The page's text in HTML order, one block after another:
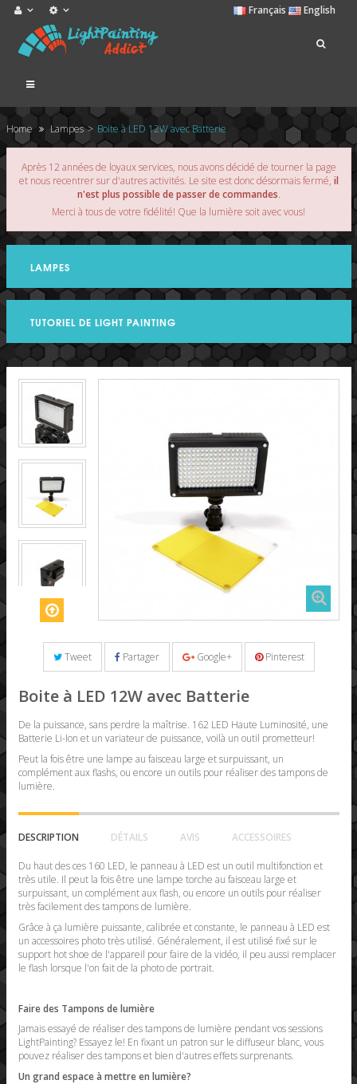
Français English
Navigation
Home Lampes > Boite à LED 12W avec Batterie
Après 12 années de loyaux services, nous avons décidé de tourner la page
et nous recentrer sur d'autres activités. Le site est donc désormais fermé, il
n'est plus possible de passer de commandes.
Merci à tous de votre fidélité! Que la lumière soit avec vous!
LAMPES
TUTORIEL DE LIGHT PAINTING
Tweet Partager Google+ Pinterest
Boite à LED 12W avec Batterie
De la puissance, sans perdre la maîtrise. 162 LED Haute Luminosité, une
Batterie Li-Ion et un variateur de puissance, voilà un outil prometteur!
Peut la fois être une lampe au faisceau large et surpuissant, un
complément aux flashs, ou encore un outils pour réaliser des tampons de
lumière.
DESCRIPTION DÉTAILS AVIS ACCESSOIRES
Du haut des ces 160 LED, le panneau à LED est un outil multifonction et
très utile. Il peut la fois être une lampe torche au faisceau large et
surpuissant, un complément aux flash, ou encore un outils pour réaliser
très facilement des tampons de lumière.
Grâce à ça lumière puissante, calibrée et constante, le panneau à LED est
un accessoires photo très utilisé. Généralement, il est utilisé fixé sur le
support hot shoe de l'appareil pour faire de la vidéo, il peu aussi remplacer
le flash lorsque l'on fait de la photo de portrait.
Faire des Tampons de lumière
Jamais essayé de réaliser des tampons de lumière pendant vos sessions
LightPainting? Essayez le! En fixant un patron sur le diffuseur blanc, vous
pouvez réaliser des tampons et bien d'autres effets surprenants.
Un grand espace à mettre en lumière?